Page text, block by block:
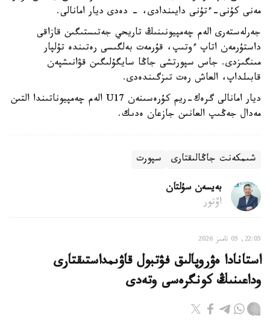
مەنى كۇنى-ءتۇنى دايىندادى، - دەدى ديار امانالى.
جەرلەستەرى الەم چەمپيونىنىڭ تاريحي جەتىستىگىن قازاقى
داستۇرمەن اتاپ ءوتىپ، قۇرمەت بەلگىسى رەتىندە تۇلپار
مىنگىزدى. جاس سپورتشى جاڭا سايگۇلىگىن قۋانىشپەن
قابىلداپ، العاش رەت تىزگىندەدى.
ديار امانالى گرەك-ريم كۇرەسىنەن U17 الەم چەمپيوناتىندا التىن
مەدال جەڭىپ العانىن جازعان ەدىك.
شىمكەنت جاڭالىقتارى سپورت
بەيسەن سۇلتان
اۆتور
22:05, 05 تامىز 2026
استانادا ەۋروپالىق فۋتبول قاۋىمداستىقتارى
وداعىنىڭ كونگرەسى وتەدى